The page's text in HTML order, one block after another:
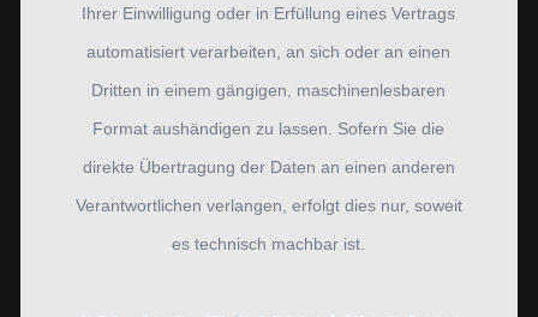
Ihrer Einwilligung oder in Erfüllung eines Vertrags
automatisiert verarbeiten, an sich oder an einen
Dritten in einem gängigen, maschinenlesbaren
Format aushändigen zu lassen. Sofern Sie die
direkte Übertragung der Daten an einen anderen
Verantwortlichen verlangen, erfolgt dies nur, soweit
es technisch machbar ist.